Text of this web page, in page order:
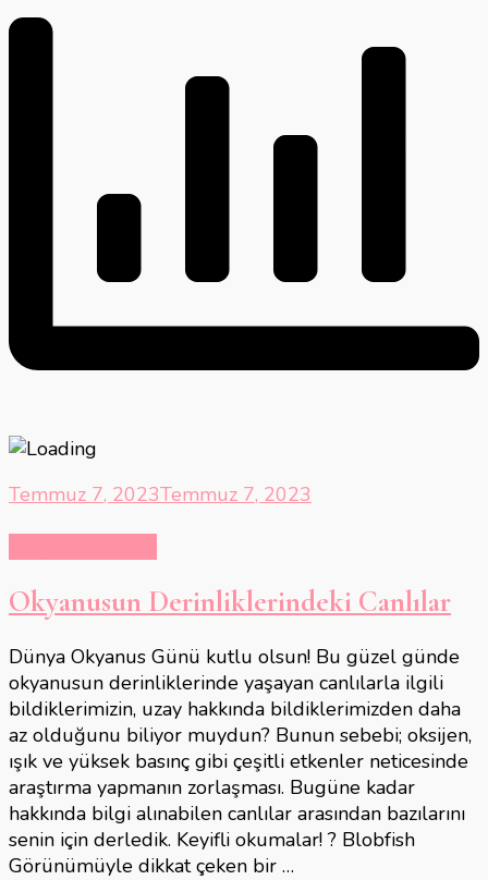
Temmuz 7, 2023Temmuz 7, 2023
Okyanusun Derinliklerindeki Canlılar
Dünya Okyanus Günü kutlu olsun! Bu güzel günde
okyanusun derinliklerinde yaşayan canlılarla ilgili
bildiklerimizin, uzay hakkında bildiklerimizden daha
az olduğunu biliyor muydun? Bunun sebebi; oksijen,
ışık ve yüksek basınç gibi çeşitli etkenler neticesinde
araştırma yapmanın zorlaşması. Bugüne kadar
hakkında bilgi alınabilen canlılar arasından bazılarını
senin için derledik. Keyifli okumalar! ? Blobfish
Görünümüyle dikkat çeken bir …